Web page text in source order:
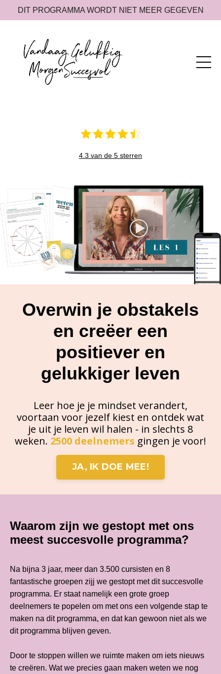
DIT PROGRAMMA WORDT NIET MEER GEGEVEN
4.3 van de 5 sterren
Overwin je obstakels
en creëer een
positiever en
gelukkiger leven
Leer hoe je je mindset verandert,
voortaan voor jezelf kiest en ontdek wat
je uit je leven wil halen - in slechts 8
weken. 2500 deelnemers gingen je voor!
JA, IK DOE MEE!
Waarom zijn we gestopt met ons
meest succesvolle programma?
Na bijna 3 jaar, meer dan 3.500 cursisten en 8
fantastische groepen zijj we gestopt met dit succesvolle
programma. Er staat namelijk een grote groep
deelnemers te popelen om met ons een volgende stap te
maken na dit programma, en dat kan gewoon niet als we
dit programma blijven geven.
Door te stoppen willen we ruimte maken om iets nieuws
te creëren. Wat we precies gaan maken weten we nog